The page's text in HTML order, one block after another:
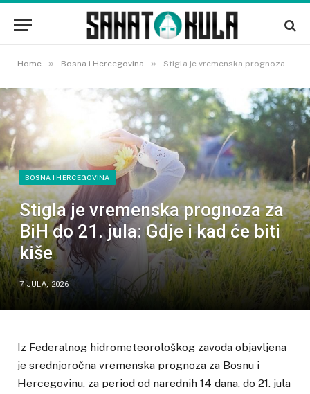
Home » Bosna i Hercegovina » Stigla je vremenska prognoza za BiH do 21. jula: Gdje i kad će biti kiše
BOSNA I HERCEGOVINA
Stigla je vremenska prognoza za
BiH do 21. jula: Gdje i kad će biti
kiše
7 JULA, 2026
Iz Federalnog hidrometeorološkog zavoda objavljena
je srednjoročna vremenska prognoza za Bosnu i
Hercegovinu, za period od narednih 14 dana, do 21. jula